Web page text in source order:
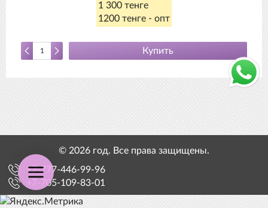
1 300 тенге
1200 тенге - опт
Купить
© 2026 год. Все права защищены.
+7-777-446-99-96
+7-705-109-83-01